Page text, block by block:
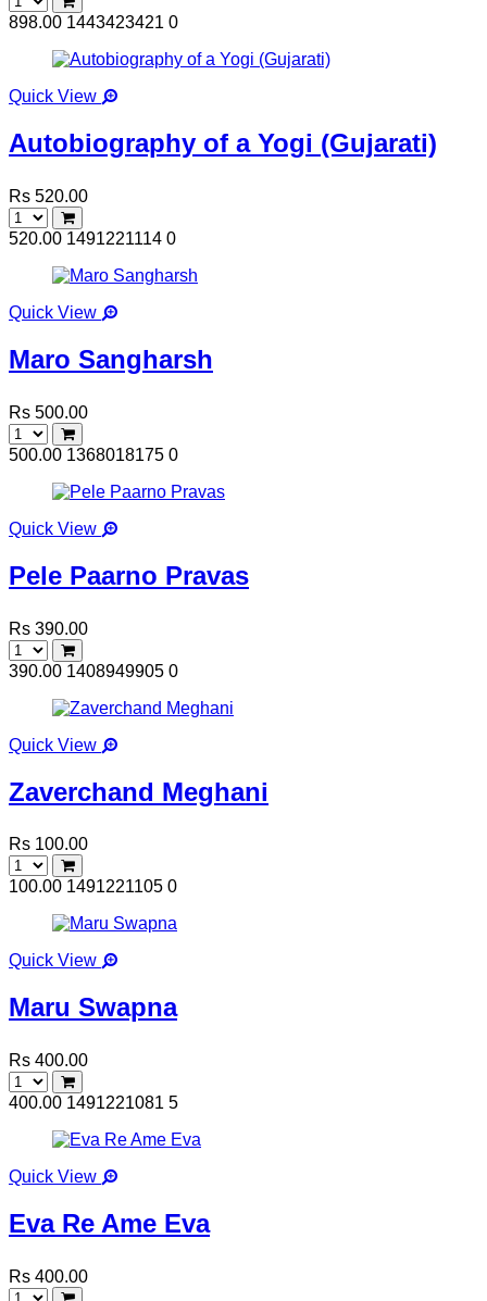
898.00 1443423421 0
Quick View
Autobiography of a Yogi (Gujarati)
Rs 520.00
520.00 1491221114 0
Quick View
Maro Sangharsh
Rs 500.00
500.00 1368018175 0
Quick View
Pele Paarno Pravas
Rs 390.00
390.00 1408949905 0
Quick View
Zaverchand Meghani
Rs 100.00
100.00 1491221105 0
Quick View
Maru Swapna
Rs 400.00
400.00 1491221081 5
Quick View
Eva Re Ame Eva
Rs 400.00